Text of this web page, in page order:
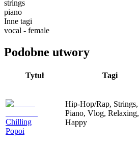
strings
piano
Inne tagi
vocal - female
Podobne utwory
Tytuł Tagi
Chilling
Popoi
Hip-Hop/Rap, Strings,
Piano, Vlog, Relaxing,
Happy